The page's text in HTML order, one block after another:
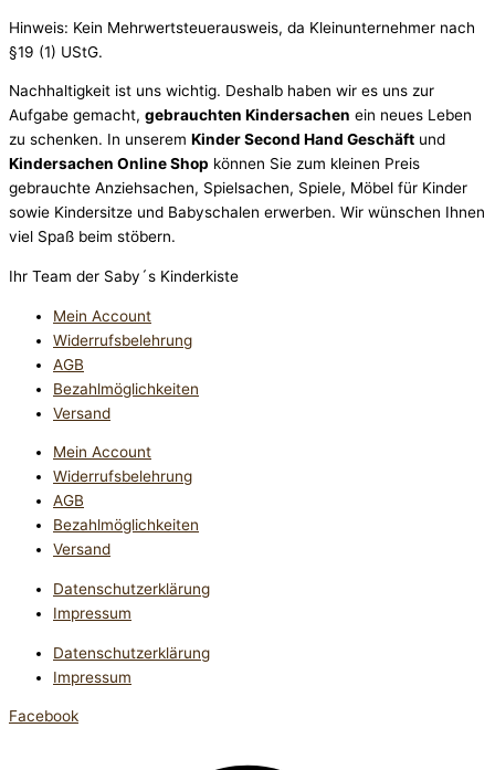
Hinweis: Kein Mehrwertsteuerausweis, da Kleinunternehmer nach
§19 (1) UStG.
Nachhaltigkeit ist uns wichtig. Deshalb haben wir es uns zur
Aufgabe gemacht, gebrauchten Kindersachen ein neues Leben
zu schenken. In unserem Kinder Second Hand Geschäft und
Kindersachen Online Shop können Sie zum kleinen Preis
gebrauchte Anziehsachen, Spiel­sachen, Spiele, Möbel für Kinder
sowie Kindersitze und Babyschalen erwerben. Wir wünschen Ihnen
viel Spaß beim stöbern.
Ihr Team der Saby´s Kinderkiste
Mein Account
Widerrufsbelehrung
AGB
Bezahlmöglichkeiten
Versand
Mein Account
Widerrufsbelehrung
AGB
Bezahlmöglichkeiten
Versand
Datenschutzerklärung
Impressum
Datenschutzerklärung
Impressum
Facebook